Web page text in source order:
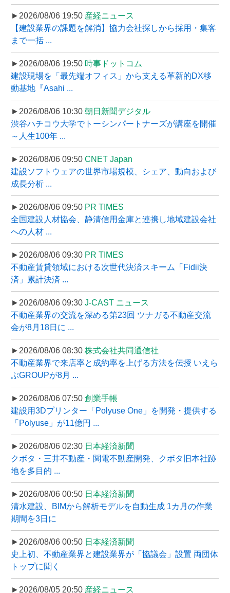
►2026/08/06 19:50 産経ニュース
【建設業界の課題を解消】協力会社探しから採用・集客
まで一括 ...
►2026/08/06 19:50 時事ドットコム
建設現場を「最先端オフィス」から支える革新的DX移
動基地『Asahi ...
►2026/08/06 10:30 朝日新聞デジタル
渋谷ハチコウ大学でトーシンパートナーズが講座を開催
～人生100年 ...
►2026/08/06 09:50 CNET Japan
建設ソフトウェアの世界市場規模、シェア、動向および
成長分析 ...
►2026/08/06 09:50 PR TIMES
全国建設人材協会、静清信用金庫と連携し地域建設会社
への人材 ...
►2026/08/06 09:30 PR TIMES
不動産賃貸領域における次世代決済スキーム「Fidii決
済」累計決済 ...
►2026/08/06 09:30 J-CAST ニュース
不動産業界の交流を深める第23回 ツナガる不動産交流
会が8月18日に ...
►2026/08/06 08:30 株式会社共同通信社
不動産業界で来店率と成約率を上げる方法を伝授 いえら
ぶGROUPが8月 ...
►2026/08/06 07:50 創業手帳
建設用3Dプリンター「Polyuse One」を開発・提供する
「Polyuse」が11億円 ...
►2026/08/06 02:30 日本経済新聞
クボタ・三井不動産・関電不動産開発、クボタ旧本社跡
地を多目的 ...
►2026/08/06 00:50 日本経済新聞
清水建設、BIMから解析モデルを自動生成 1カ月の作業
期間を3日に
►2026/08/06 00:50 日本経済新聞
史上初、不動産業界と建設業界が「協議会」設置 両団体
トップに聞く
►2026/08/05 20:50 産経ニュース